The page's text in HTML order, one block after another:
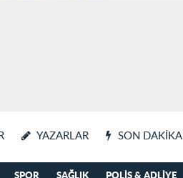
YAZARLAR SON DAKIKA